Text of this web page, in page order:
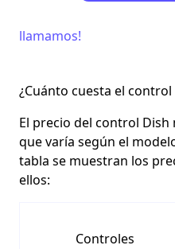
llamamos!
¿Cuánto cuesta el control
El precio del control Dish
que varía según el
tabla se muestran los
ellos:
Controles